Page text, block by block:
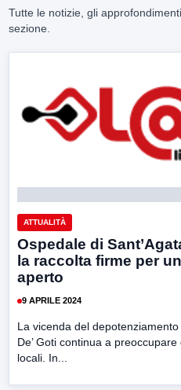
Tutte le notizie, gli
sezione.
ATTUALITÀ
Ospedale di
la raccolta firme per
aperto
9 APRILE 2024
La vicenda del depotenziamento
De’ Goti continua a
locali. In...